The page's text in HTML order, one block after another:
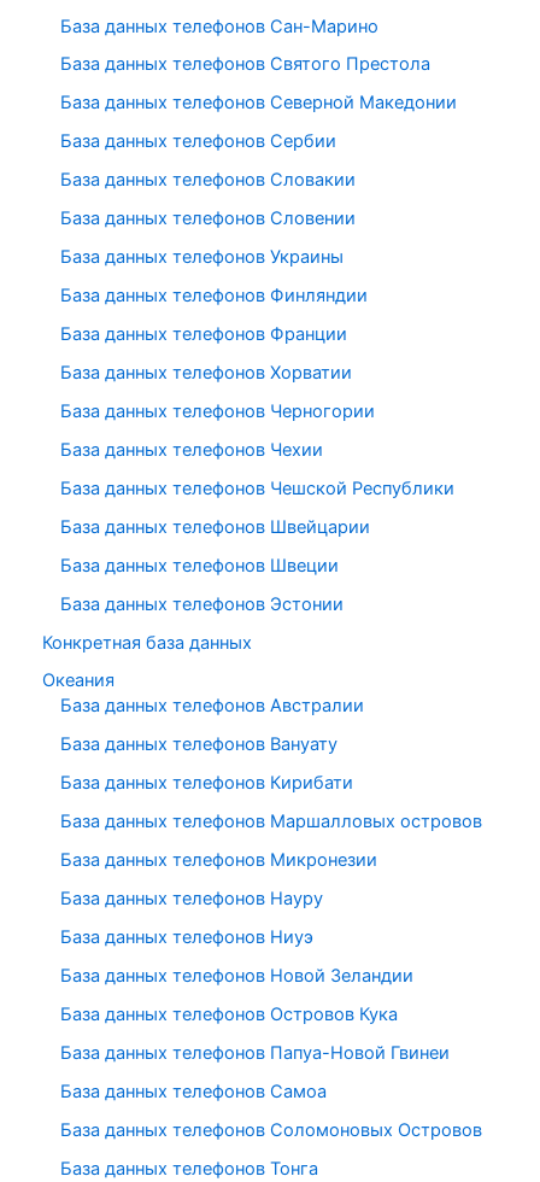
База данных телефонов Сан-Марино
База данных телефонов Святого Престола
База данных телефонов Северной Македонии
База данных телефонов Сербии
База данных телефонов Словакии
База данных телефонов Словении
База данных телефонов Украины
База данных телефонов Финляндии
База данных телефонов Франции
База данных телефонов Хорватии
База данных телефонов Черногории
База данных телефонов Чехии
База данных телефонов Чешской Республики
База данных телефонов Швейцарии
База данных телефонов Швеции
База данных телефонов Эстонии
Конкретная база данных
Океания
База данных телефонов Австралии
База данных телефонов Вануату
База данных телефонов Кирибати
База данных телефонов Маршалловых островов
База данных телефонов Микронезии
База данных телефонов Науру
База данных телефонов Ниуэ
База данных телефонов Новой Зеландии
База данных телефонов Островов Кука
База данных телефонов Папуа-Новой Гвинеи
База данных телефонов Самоа
База данных телефонов Соломоновых Островов
База данных телефонов Тонга